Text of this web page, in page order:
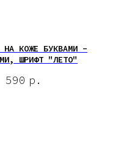
НА КОЖЕ БУКВАМИ -
ШРИФТ "ЛЕТО"
590 р.